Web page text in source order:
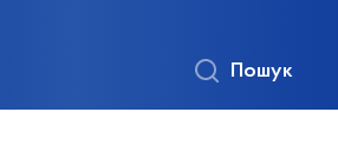
Пошук